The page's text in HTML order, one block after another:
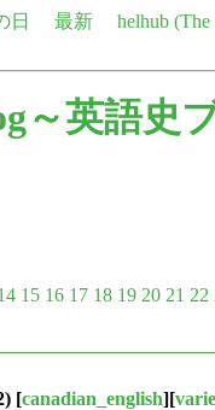
日 最新
helhub
～英語史
15 16 17 18 19 20 21 22
[canadian_english][